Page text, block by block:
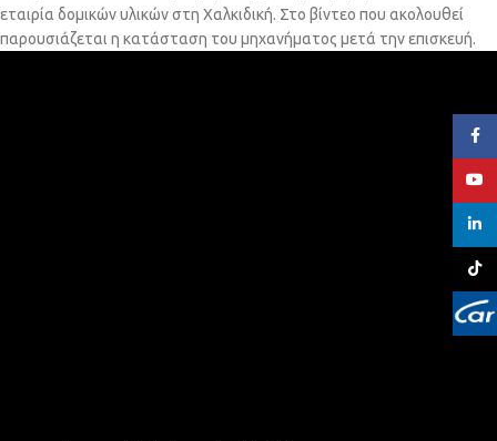
εταιρία δομικών υλικών στη Χαλκιδική. Στο βίντεο που ακολουθεί
παρουσιάζεται η κατάσταση του μηχανήματος μετά την επισκευή.